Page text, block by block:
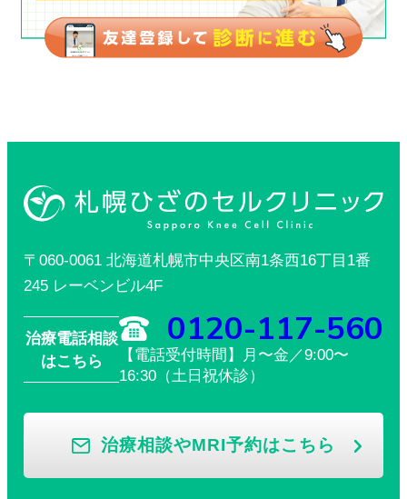
〒060-0061 北海道札幌市中央区南1条西16丁目1番
245 レーベンビル4F
治療電話相談
はこちら
0120-117-560
【電話受付時間】月〜金／9:00〜
16:30（土日祝休診）
治療相談やMRI予約はこちら